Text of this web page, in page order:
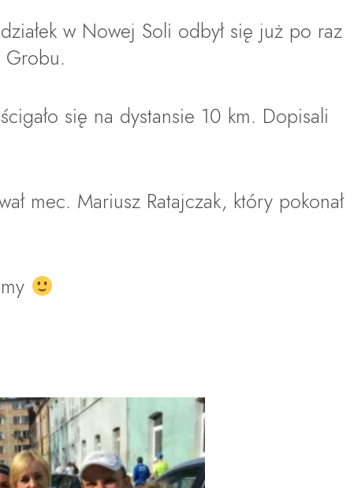
w Nowej Soli odbył się już po raz
Grobu.
się na dystansie 10 km. Dopisali
mec. Mariusz Ratajczak, który pokonał